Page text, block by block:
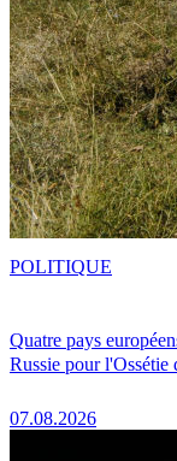
Quatre pays
Russie pour l'Ossétie
07.08.2026
POLITIQUE